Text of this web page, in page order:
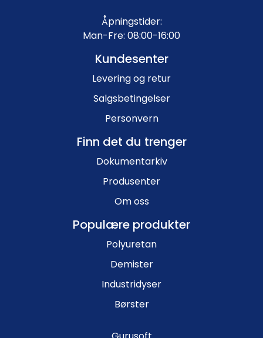
Åpningstider:
Man-Fre: 08:00-16:00
Kundesenter
Levering og retur
Salgsbetingelser
Personvern
Finn det du trenger
Dokumentarkiv
Produsenter
Om oss
Populære produkter
Polyuretan
Demister
Industridyser
Børster